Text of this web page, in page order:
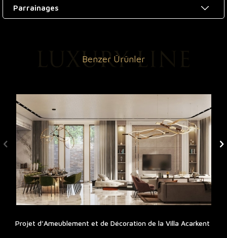
Parrainages
Benzer Ürünler
Projet d’Ameublement et de Décoration de la Villa Acarkent